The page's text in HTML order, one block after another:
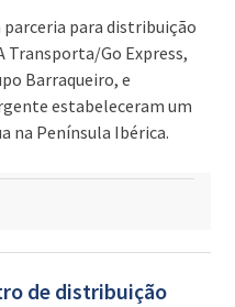
para distribuição
Transporta/Go Express,
Barraqueiro, e
estabeleceram um
na Península Ibérica.
de distribuição